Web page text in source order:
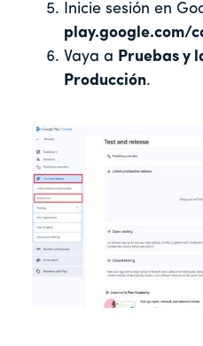
Inicie sesión en
play.google.com/
Vaya a Pruebas y
Producción.